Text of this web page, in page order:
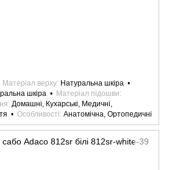
Матеріал верху Натуральна шкіра
шкіра
Матеріал підошви
Домашні, Кухарські, Медичні,
Особливості Анатомічна, Ортопедичні